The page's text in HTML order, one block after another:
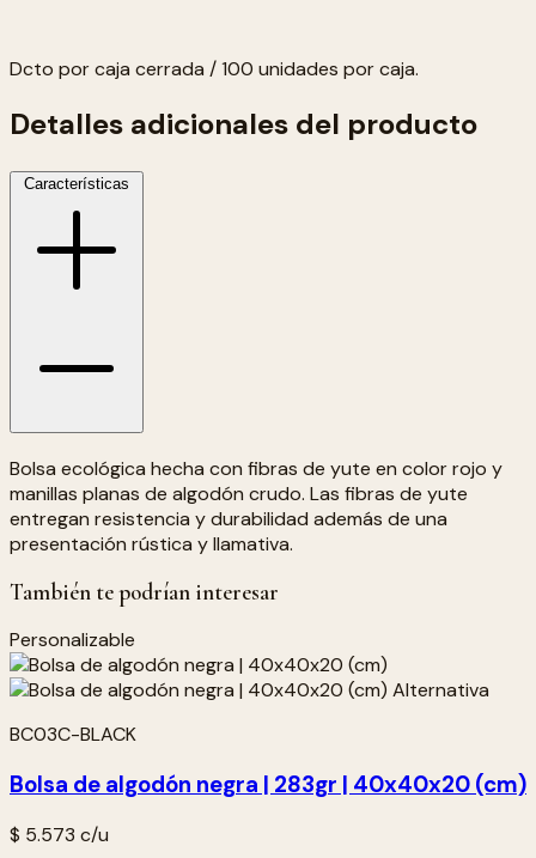
Dcto por caja cerrada / 100 unidades por caja.
Detalles adicionales del producto
Características
Bolsa ecológica hecha con fibras de yute en color rojo y
manillas planas de algodón crudo. Las fibras de yute
entregan resistencia y durabilidad además de una
presentación rústica y llamativa.
También te podrían interesar
Personalizable
BC03C-BLACK
Bolsa de algodón negra | 283gr | 40x40x20 (cm)
$ 5.573 c/u